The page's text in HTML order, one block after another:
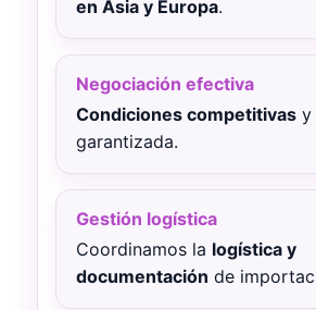
en Asia y Europa.
Negociación efectiva
Condiciones competitivas y
garantizada.
Gestión logística
Coordinamos la logística y
documentación de